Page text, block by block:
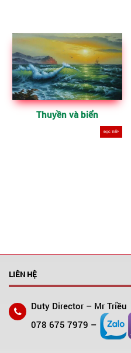
Thuyền và biển
ĐỌC TIẾP
LIÊN HỆ
Duty Director – Mr Triều
078 675 7979 –